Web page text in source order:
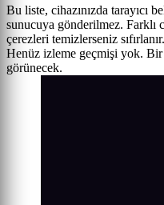
Bu liste, cihazınızda tarayıcı
sunucuya gönderilmez. Farklı
çerezleri temizlerseniz sıfırlanır.
Henüz izleme geçmişi yok.
görünecek.